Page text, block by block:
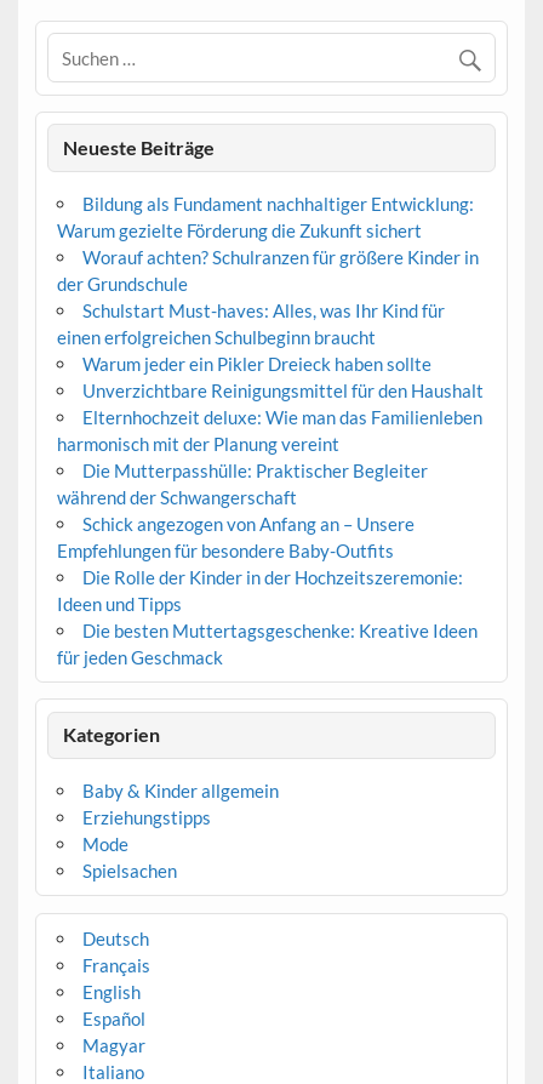
Neueste Beiträge
Bildung als Fundament nachhaltiger Entwicklung:
Warum gezielte Förderung die Zukunft sichert
Worauf achten? Schulranzen für größere Kinder in
der Grundschule
Schulstart Must-haves: Alles, was Ihr Kind für
einen erfolgreichen Schulbeginn braucht
Warum jeder ein Pikler Dreieck haben sollte
Unverzichtbare Reinigungsmittel für den Haushalt
Elternhochzeit deluxe: Wie man das Familienleben
harmonisch mit der Planung vereint
Die Mutterpasshülle: Praktischer Begleiter
während der Schwangerschaft
Schick angezogen von Anfang an – Unsere
Empfehlungen für besondere Baby-Outfits
Die Rolle der Kinder in der Hochzeitszeremonie:
Ideen und Tipps
Die besten Muttertagsgeschenke: Kreative Ideen
für jeden Geschmack
Kategorien
Baby & Kinder allgemein
Erziehungstipps
Mode
Spielsachen
Deutsch
Français
English
Español
Magyar
Italiano